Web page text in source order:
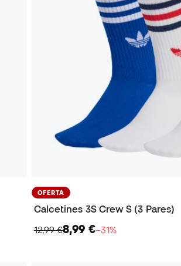
OFERTA
Calcetines 3S Crew S (3 Pares)
12,99 €8,99 €−31%